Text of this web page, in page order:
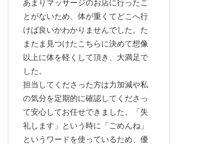
あまりマッサージのお店に行ったこ
とがないため、体が重くてどこへ行
けば良いかわかりませんでした。た
またま見つけたこちらに決めて想像
以上に体を軽くして頂き、大満足で
した。
担当してくださった方は力加減や私
の気分を定期的に確認してくださっ
て安心してお任せできました。「失
礼します」という時に「ごめんね」
というワードを使っているため、優